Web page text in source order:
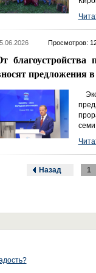
Просмотров:
предложения
Назад 1